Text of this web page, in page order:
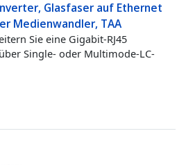
Glasfaser auf Ethernet
Medienwandler, TAA
Sie eine Gigabit-RJ45
Single- oder Multimode-LC-